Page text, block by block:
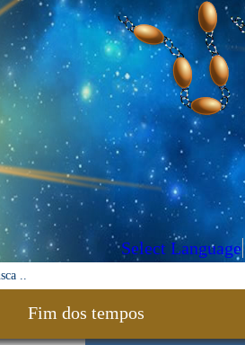
Select Language
Fim dos tempos